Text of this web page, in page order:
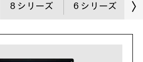
8 シリーズ 6 シリーズ